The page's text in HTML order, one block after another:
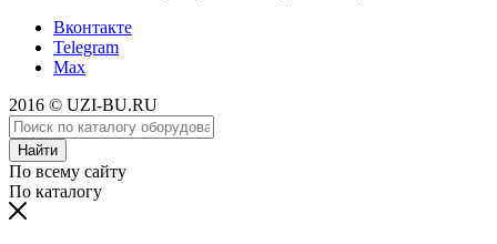
Вконтакте
Telegram
Max
2016 © UZI-BU.RU
Найти
По всему сайту
По каталогу